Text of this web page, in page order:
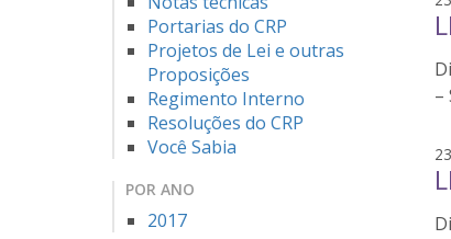
Portarias do CRP
Projetos de Lei e outras
Proposições
Regimento Interno
Resoluções do CRP
Você Sabia
POR ANO
2017
–